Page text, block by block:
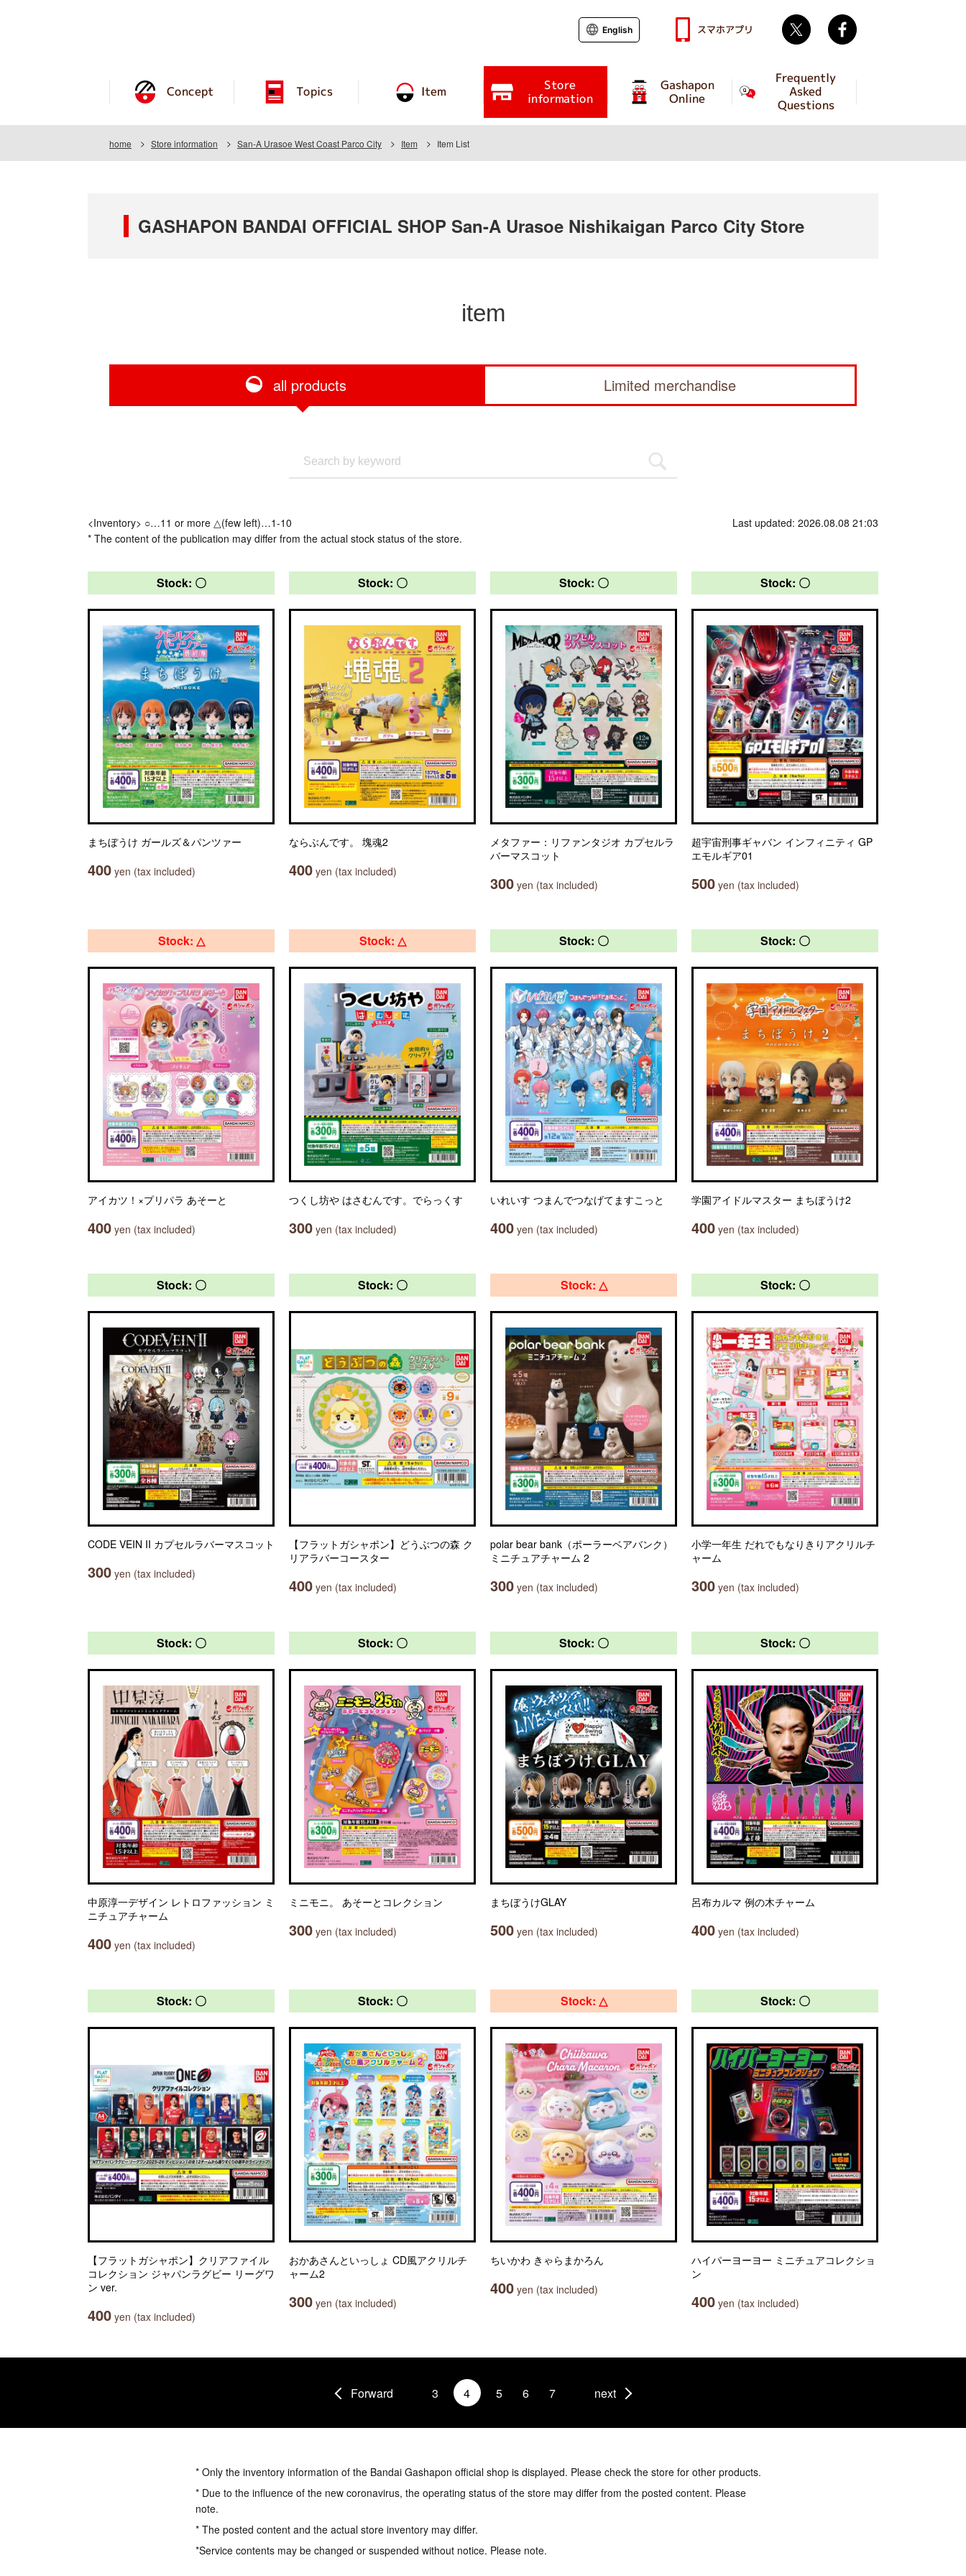
Concept Topics Item Store
information
Gashapon
Online
Frequently
Asked
Questions
English スマホアプリ Twitter
home Store information San-A Urasoe West Coast Parco City Item Item List
GASHAPON BANDAI OFFICIAL SHOP San-A Urasoe Nishikaigan Parco City Store
item
all products Limited merchandise
<Inventory> ○…11 or more △(few left)…1-10
* The content of the publication may differ from the actual stock status of the store.
Last updated: 2026.08.08 21:03
Stock: 〇
まちぼうけ ガールズ＆パンツァー
400 yen (tax included)
Stock: 〇
ならぶんです。 塊魂2
400 yen (tax included)
Stock: 〇
メタファー：リファンタジオ カプセルラ
バーマスコット
300 yen (tax included)
Stock: 〇
超宇宙刑事ギャバン インフィニティ GP
エモルギア01
500 yen (tax included)
Stock: △
アイカツ！×プリパラ あそーと
400 yen (tax included)
Stock: △
つくし坊や はさむんです。でらっくす
300 yen (tax included)
Stock: 〇
いれいす つまんでつなげてますこっと
400 yen (tax included)
Stock: 〇
学園アイドルマスター まちぼうけ2
400 yen (tax included)
Stock: 〇
CODE VEIN II カプセルラバーマスコット
300 yen (tax included)
Stock: 〇
【フラットガシャポン】どうぶつの森 ク
リアラバーコースター
400 yen (tax included)
Stock: △
polar bear bank（ポーラーベアバンク）
ミニチュアチャーム 2
300 yen (tax included)
Stock: 〇
小学一年生 だれでもなりきりアクリルチ
ャーム
300 yen (tax included)
Stock: 〇
中原淳一デザイン レトロファッション ミ
ニチュアチャーム
400 yen (tax included)
Stock: 〇
ミニモニ。 あそーとコレクション
300 yen (tax included)
Stock: 〇
まちぼうけGLAY
500 yen (tax included)
Stock: 〇
呂布カルマ 例の木チャーム
400 yen (tax included)
Stock: 〇
【フラットガシャポン】クリアファイル
コレクション ジャパンラグビー リーグワ
ン ver.
400 yen (tax included)
Stock: 〇
おかあさんといっしょ CD風アクリルチ
ャーム2
300 yen (tax included)
Stock: △
ちいかわ きゃらまかろん
400 yen (tax included)
Stock: 〇
ハイパーヨーヨー ミニチュアコレクショ
ン
400 yen (tax included)
Forward 3 4 5 6 7 next
* Only the inventory information of the Bandai Gashapon official shop is displayed. Please check the store for other products.
* Due to the influence of the new coronavirus, the operating status of the store may differ from the posted content. Please
note.
* The posted content and the actual store inventory may differ.
*Service contents may be changed or suspended without notice. Please note.